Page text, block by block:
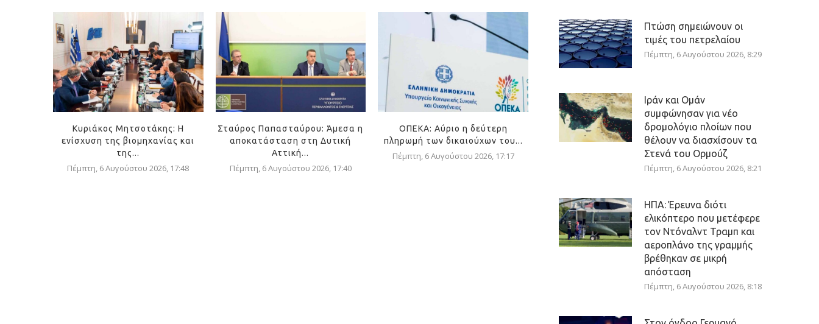
Κυριάκος Μητσοτάκης: Η
ενίσχυση της βιομηχανίας και
της...
Πέμπτη, 6 Αυγούστου 2026, 17:48
Σταύρος Παπασταύρου: Άμεσα η
αποκατάσταση στη Δυτική
Αττική...
Πέμπτη, 6 Αυγούστου 2026, 17:40
ΟΠΕΚΑ: Αύριο η δεύτερη
πληρωμή των δικαιούχων του...
Πέμπτη, 6 Αυγούστου 2026, 17:17
Πτώση σημειώνουν οι
τιμές του πετρελαίου
Πέμπτη, 6 Αυγούστου 2026, 8:29
Ιράν και Ομάν
συμφώνησαν για νέο
δρομολόγιο πλοίων που
θέλουν να διασχίσουν τα
Στενά του Ορμούζ
Πέμπτη, 6 Αυγούστου 2026, 8:21
ΗΠΑ: Έρευνα διότι
ελικόπτερο που μετέφερε
τον Ντόναλντ Τραμπ και
αεροπλάνο της γραμμής
βρέθηκαν σε μικρή
απόσταση
Πέμπτη, 6 Αυγούστου 2026, 8:18